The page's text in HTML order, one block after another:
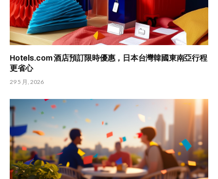
Hotels.com 酒店預訂限時優惠，日本台灣韓國東南亞行程
更省心
29 5 月, 2026